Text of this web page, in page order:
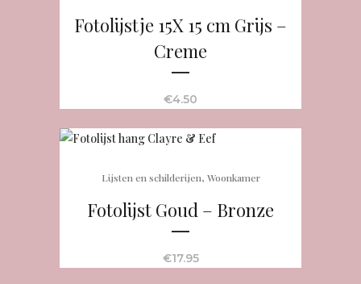
Fotolijstje 15X 15 cm Grijs –
Creme
€4.50
Lijsten en schilderijen, Woonkamer
Fotolijst Goud – Bronze
€17.95